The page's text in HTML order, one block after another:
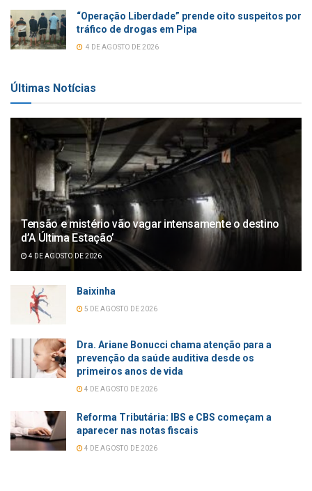
“Operação Liberdade” prende oito suspeitos por
tráfico de drogas em Pipa
4 DE AGOSTO DE 2026
Últimas Notícias
Tensão e mistério vão vagar intensamente o destino
d’A Última Estação’
4 DE AGOSTO DE 2026
Baixinha
5 DE AGOSTO DE 2026
Dra. Ariane Bonucci chama atenção para a
prevenção da saúde auditiva desde os
primeiros anos de vida
4 DE AGOSTO DE 2026
Reforma Tributária: IBS e CBS começam a
aparecer nas notas fiscais
4 DE AGOSTO DE 2026